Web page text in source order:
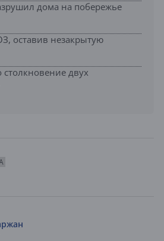
дома на побережье
оставив незакрытую
двух